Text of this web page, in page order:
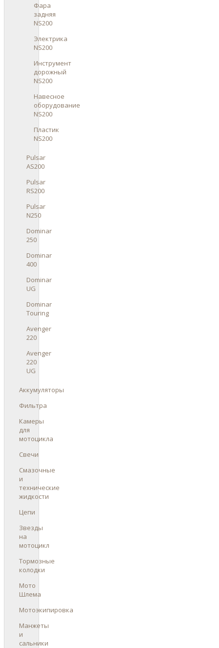
Фара
задняя
NS200
Электрика
NS200
Инструмент
дорожный
NS200
Навесное
оборудование
NS200
Пластик
NS200
Pulsar
AS200
Pulsar
RS200
Pulsar
N250
Dominar
250
Dominar
400
Dominar
UG
Dominar
Touring
Avenger
220
Avenger
220
UG
Аккумуляторы
Фильтра
Камеры
для
мотоцикла
Свечи
Смазочные
и
технические
жидкости
Цепи
Звезды
на
мотоцикл
Тормозные
колодки
Мото
Шлема
Мотоэкипировка
Манжеты
и
сальники